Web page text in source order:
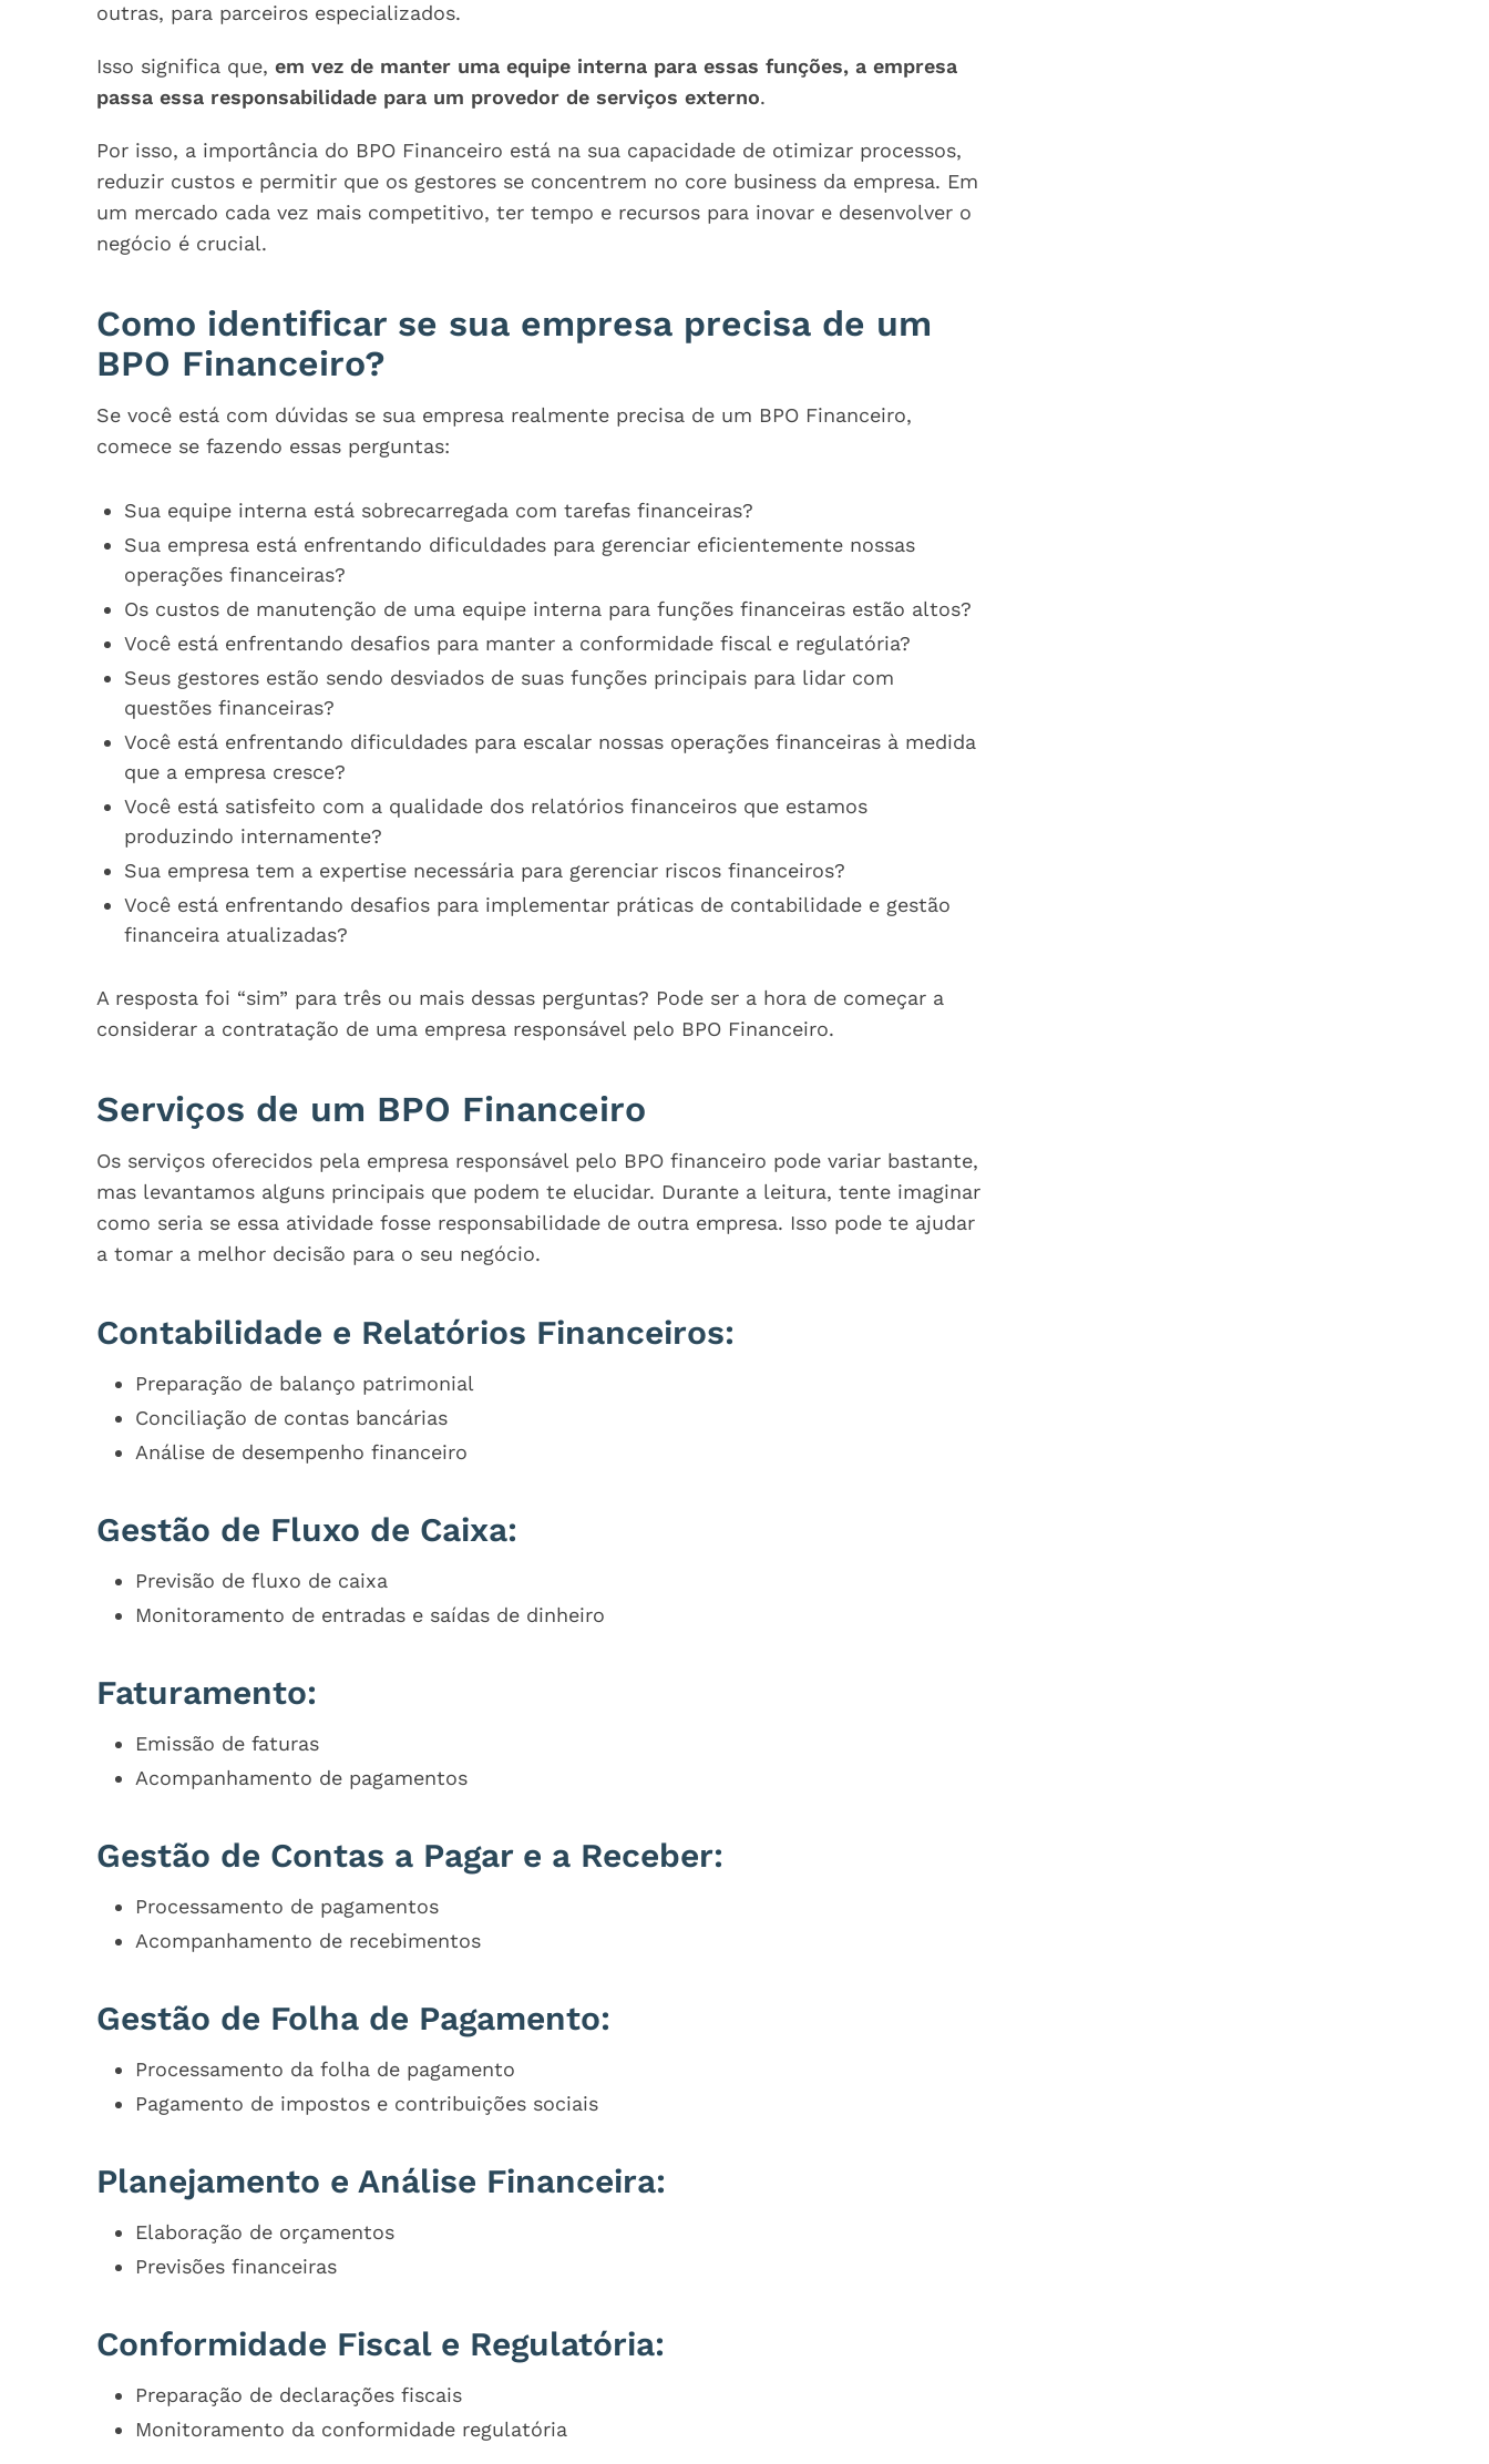
outras, para parceiros especializados.
Isso significa que, em vez de manter uma equipe interna para essas funções, a empresa
passa essa responsabilidade para um provedor de serviços externo.
Por isso, a importância do BPO Financeiro está na sua capacidade de otimizar processos,
reduzir custos e permitir que os gestores se concentrem no core business da empresa. Em
um mercado cada vez mais competitivo, ter tempo e recursos para inovar e desenvolver o
negócio é crucial.
Como identificar se sua empresa precisa de um
BPO Financeiro?
Se você está com dúvidas se sua empresa realmente precisa de um BPO Financeiro,
comece se fazendo essas perguntas:
Sua equipe interna está sobrecarregada com tarefas financeiras?
Sua empresa está enfrentando dificuldades para gerenciar eficientemente nossas
operações financeiras?
Os custos de manutenção de uma equipe interna para funções financeiras estão altos?
Você está enfrentando desafios para manter a conformidade fiscal e regulatória?
Seus gestores estão sendo desviados de suas funções principais para lidar com
questões financeiras?
Você está enfrentando dificuldades para escalar nossas operações financeiras à medida
que a empresa cresce?
Você está satisfeito com a qualidade dos relatórios financeiros que estamos
produzindo internamente?
Sua empresa tem a expertise necessária para gerenciar riscos financeiros?
Você está enfrentando desafios para implementar práticas de contabilidade e gestão
financeira atualizadas?
A resposta foi “sim” para três ou mais dessas perguntas? Pode ser a hora de começar a
considerar a contratação de uma empresa responsável pelo BPO Financeiro.
Serviços de um BPO Financeiro
Os serviços oferecidos pela empresa responsável pelo BPO financeiro pode variar bastante,
mas levantamos alguns principais que podem te elucidar. Durante a leitura, tente imaginar
como seria se essa atividade fosse responsabilidade de outra empresa. Isso pode te ajudar
a tomar a melhor decisão para o seu negócio.
Contabilidade e Relatórios Financeiros:
Preparação de balanço patrimonial
Conciliação de contas bancárias
Análise de desempenho financeiro
Gestão de Fluxo de Caixa:
Previsão de fluxo de caixa
Monitoramento de entradas e saídas de dinheiro
Faturamento:
Emissão de faturas
Acompanhamento de pagamentos
Gestão de Contas a Pagar e a Receber:
Processamento de pagamentos
Acompanhamento de recebimentos
Gestão de Folha de Pagamento:
Processamento da folha de pagamento
Pagamento de impostos e contribuições sociais
Planejamento e Análise Financeira:
Elaboração de orçamentos
Previsões financeiras
Conformidade Fiscal e Regulatória:
Preparação de declarações fiscais
Monitoramento da conformidade regulatória